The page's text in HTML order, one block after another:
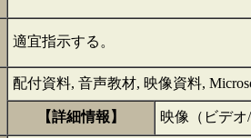
適宜指示する。
配付資料, 音声教材, 映像資料,
【詳細情報】 映像（ビデ